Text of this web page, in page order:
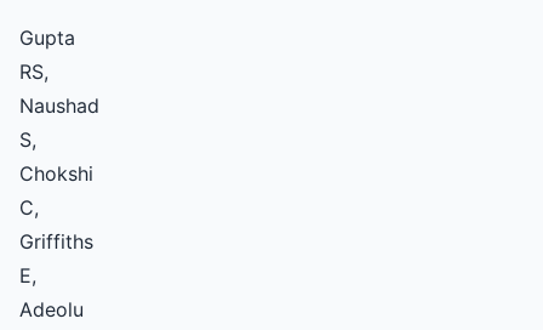
Gupta
RS,
Naushad
S,
Chokshi
C,
Griffiths
E,
Adeolu